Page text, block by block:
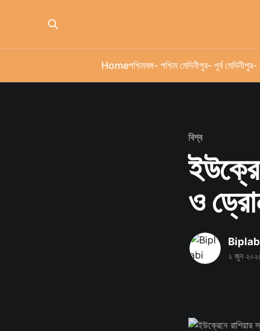
Homeপশ্চিমবঙ্গ- পশ্চিম মেদিনীপুর- পূর্ব মেদিনীপুর-
বিশ্ব
ও
২ জুন